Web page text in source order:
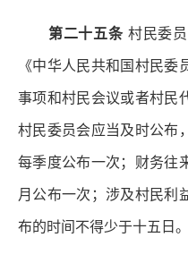
第二十五条村民委
《中华人民共和国村民
事项和村民会议或者村民
村民委员会应当及时公布
每季度公布一次；财务往
月公布一次；涉及村民利
布的时间不得少于十五日。